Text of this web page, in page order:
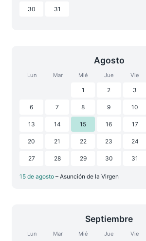
30 31
Agosto
Lun Mar Mié Jue Vie
1 2 3
6 7 8 9 10
13 14 15 16 17
20 21 22 23 24
27 28 29 30 31
15 de agosto – Asunción de la Virgen
Septiembre
Lun Mar Mié Jue Vie